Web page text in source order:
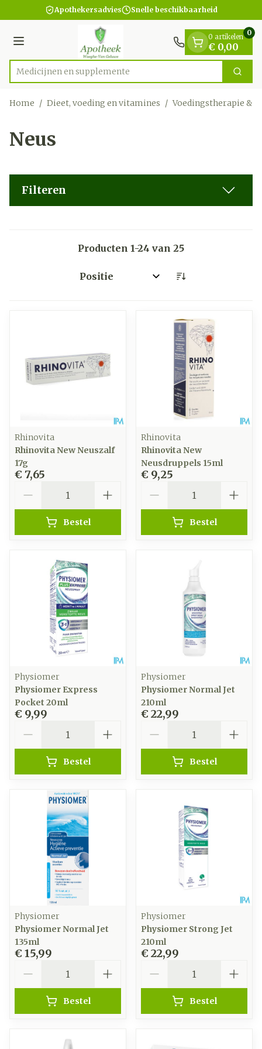
Ga naar de inhoudApothekersadvies Snelle beschikbaarheid
Menu
Product, merk, categorie...
Medic Zoek
0 artikelen
€ 0,00
0
Home / Dieet, voeding en vitamines / Voedingstherapie &
Neus
Filteren
Producten 1-24 van 25
Sorteer op:
Rhinovita
Rhinovita New Neuszalf
17g
€ 7,65
Bestel
Rhinovita
Rhinovita New
Neusdruppels 15ml
€ 9,25
Bestel
Physiomer
Physiomer Express
Pocket 20ml
€ 9,99
Bestel
Physiomer
Physiomer Normal Jet
210ml
€ 22,99
Bestel
Physiomer
Physiomer Normal Jet
135ml
€ 15,99
Bestel
Physiomer
Physiomer Strong Jet
210ml
€ 22,99
Bestel